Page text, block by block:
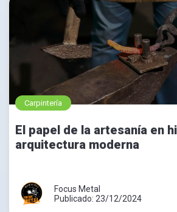
Carpintería
El papel de la artesanía en
arquitectura moderna
Focus Metal
Publicado: 23/12/2024